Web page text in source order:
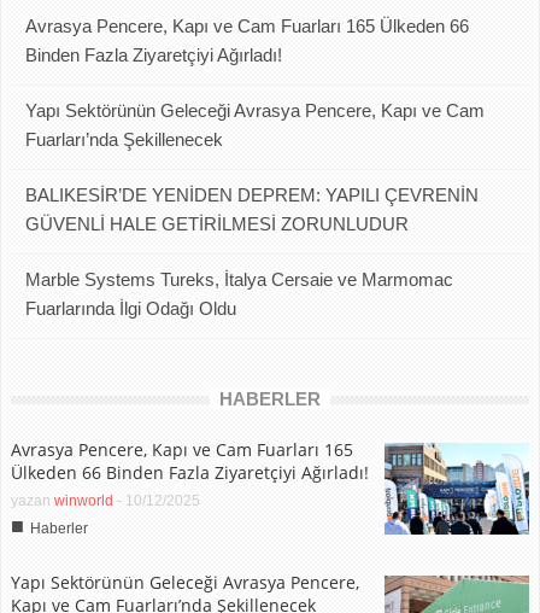
Avrasya Pencere, Kapı ve Cam Fuarları 165 Ülkeden 66
Binden Fazla Ziyaretçiyi Ağırladı!
Yapı Sektörünün Geleceği Avrasya Pencere, Kapı ve Cam
Fuarları’nda Şekillenecek
BALIKESİR’DE YENİDEN DEPREM: YAPILI ÇEVRENİN
GÜVENLİ HALE GETİRİLMESİ ZORUNLUDUR
Marble Systems Tureks, İtalya Cersaie ve Marmomac
Fuarlarında İlgi Odağı Oldu
HABERLER
Avrasya Pencere, Kapı ve Cam Fuarları 165
Ülkeden 66 Binden Fazla Ziyaretçiyi Ağırladı!
yazan winworld - 10/12/2025
■ Haberler
Yapı Sektörünün Geleceği Avrasya Pencere,
Kapı ve Cam Fuarları’nda Şekillenecek